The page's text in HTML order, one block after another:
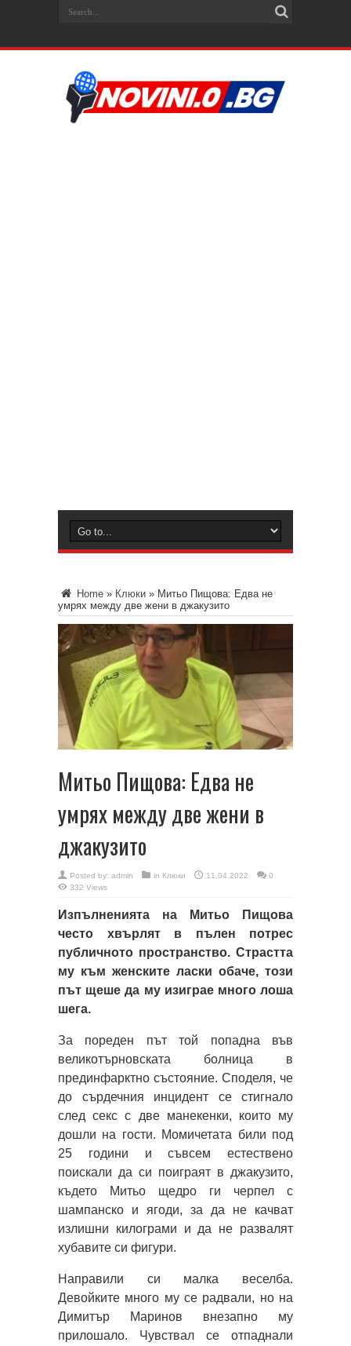
Home » Клюки » Митьо Пищова: Едва не
умрях между две жени в джакузито
Митьо Пищова: Едва не
умрях между две жени в
джакузито
Posted by: admin in Клюки 11.04.2022
0
332 Views
Изпълненията на Митьо Пищова
често хвърлят в пълен потрес
публичното пространство. Страстта
му към женските ласки обаче, този
път щеше да му изиграе много лоша
шега.
За пореден път той попадна във
великотърновската болница в
прединфарктно състояние. Споделя, че
до сърдечния инцидент се стигнало
след секс с две манекенки, които му
дошли на гости. Момичетата били под
25 години и съвсем естествено
поискали да си поиграят в джакузито,
където Митьо щедро ги черпел с
шампанско и ягоди, за да не качват
излишни килограми и да не развалят
хубавите си фигури.
Направили си малка веселба.
Девойките много му се радвали, но на
Димитър Маринов внезапно му
прилошало. Чувствал се отпаднали